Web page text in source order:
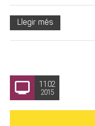
Llegir més
11.02
2015